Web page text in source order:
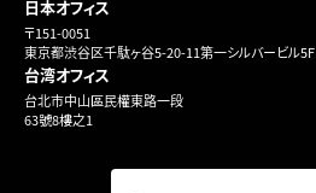
日本オフィス
〒151-0051
東京都渋谷区千駄ヶ谷5-20-11第一シルバービル5F
台湾オフィス
台北市中山區民權東路一段
63號8樓之1